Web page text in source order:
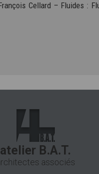
Cellard – Fluides :
atelier B.A.T.
associés